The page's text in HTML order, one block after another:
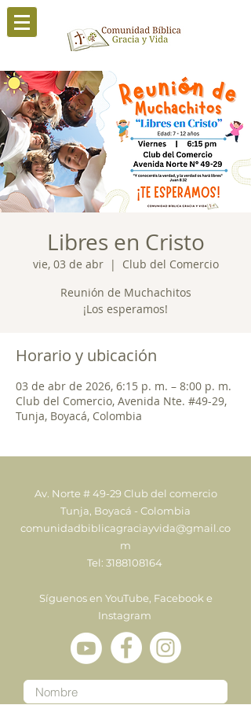
Libres en Cristo
vie, 03 de abr
  |
Club del Comercio
Reunión de Muchachitos
¡Los esperamos!
Horario y ubicación
03 de abr de 2026, 6:15 p. m. – 8:00 p. m.
Club del Comercio, Avenida Nte. #49-29,
Tunja, Boyacá, Colombia
Av. Norte # 49-29 Club del comercio
Tunja, Boyacá - Colombia
comunidadbiblicagraciayvida@gmail.co
m
Tel: 3188108164
Síguenos en YouTube, Facebook e
Instagram